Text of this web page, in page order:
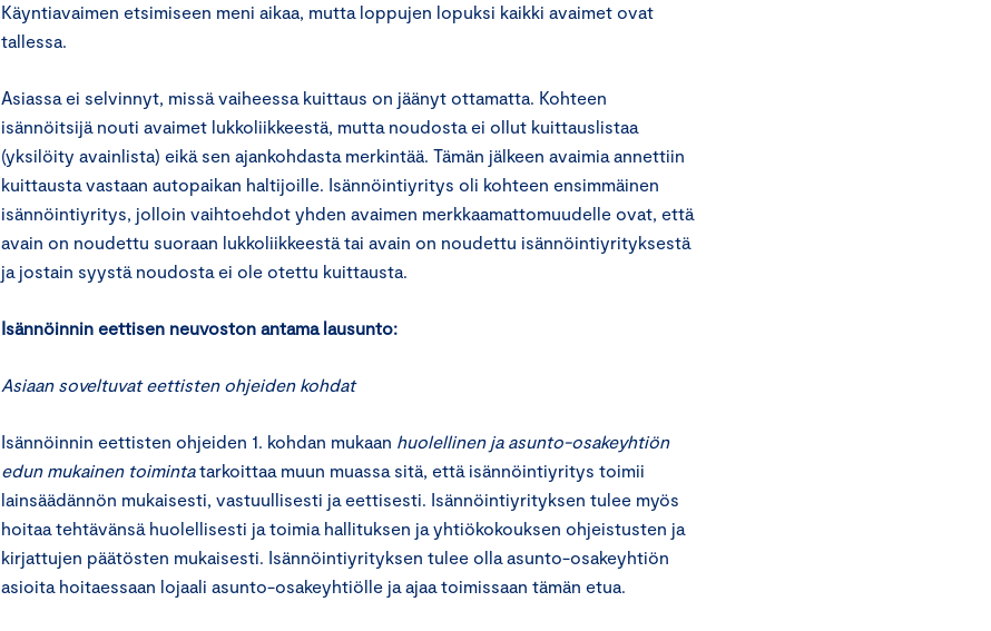
Käyntiavaimen etsimiseen meni aikaa, mutta loppujen lopuksi kaikki avaimet ovat
tallessa.
Asiassa ei selvinnyt, missä vaiheessa kuittaus on jäänyt ottamatta. Kohteen
isännöitsijä nouti avaimet lukkoliikkeestä, mutta noudosta ei ollut kuittauslistaa
(yksilöity avainlista) eikä sen ajankohdasta merkintää. Tämän jälkeen avaimia annettiin
kuittausta vastaan autopaikan haltijoille. Isännöintiyritys oli kohteen ensimmäinen
isännöintiyritys, jolloin vaihtoehdot yhden avaimen merkkaamattomuudelle ovat, että
avain on noudettu suoraan lukkoliikkeestä tai avain on noudettu isännöintiyrityksestä
ja jostain syystä noudosta ei ole otettu kuittausta.
Isännöinnin eettisen neuvoston antama lausunto:
Asiaan soveltuvat eettisten ohjeiden kohdat
Isännöinnin eettisten ohjeiden 1. kohdan mukaan huolellinen ja asunto-osakeyhtiön
edun mukainen toimintatarkoittaa muun muassa sitä, että isännöintiyritys toimii
lainsäädännön mukaisesti, vastuullisesti ja eettisesti. Isännöintiyrityksen tulee myös
hoitaa tehtävänsä huolellisesti ja toimia hallituksen ja yhtiökokouksen ohjeistusten ja
kirjattujen päätösten mukaisesti. Isännöintiyrityksen tulee olla asunto-osakeyhtiön
asioita hoitaessaan lojaali asunto-osakeyhtiölle ja ajaa toimissaan tämän etua.